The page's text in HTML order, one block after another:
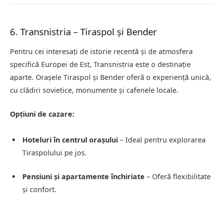
6. Transnistria – Tiraspol și Bender
Pentru cei interesați de istorie recentă și de atmosfera
specifică Europei de Est, Transnistria este o destinație
aparte. Orașele Tiraspol și Bender oferă o experiență unică,
cu clădiri sovietice, monumente și cafenele locale.
Opțiuni de cazare:
Hoteluri în centrul orașului – Ideal pentru explorarea
Tiraspolului pe jos.
Pensiuni și apartamente închiriate – Oferă flexibilitate
și confort.